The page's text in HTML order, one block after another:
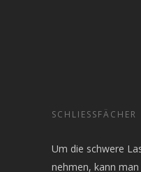
SCHLIESSFÄCHER
Um die schwere
nehmen, kann